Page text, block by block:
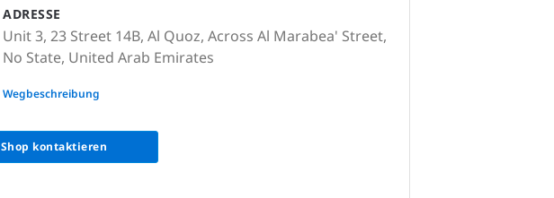
ADRESSE
Unit 3, 23 Street 14B, Al Quoz, Across Al Marabea' Street,
No State, United Arab Emirates
None
Wegbeschreibung
Shop kontaktieren